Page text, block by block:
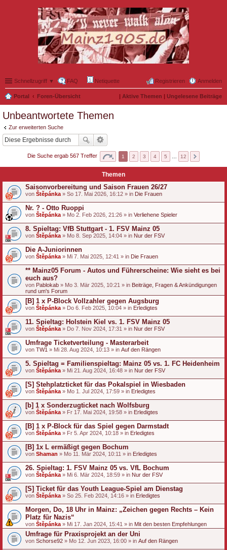
Schnellzugriff ▼ FAQ Netiquette Anmelden
Registrieren
Portal Foren-Übersicht | Aktive Themen | Ungelesene Beiträge
Unbeantwortete Themen
Zur erweiterten Suche
Die Suche ergab 567 Treffer 1 2 3 4 5 12
Themen
Saisonvorbereitung und Saison Frauen 26/27
von Štěpánka » So 17. Mai 2026, 16:12 » in Die Frauen
Nr. ? - Otto Ruoppi
von Štěpánka » Mo 2. Feb 2026, 21:26 » in Verliehene Spieler
8. Spieltag: VfB Stuttgart - 1. FSV Mainz 05
von Štěpánka » Mo 8. Sep 2025, 14:04 » in Nur der FSV
Die A-Juniorinnen
von Štěpánka » Mi 7. Mai 2025, 12:41 » in Die Frauen
** Mainz05 Forum - Autos und Führerscheine: Wie sieht es bei
euch aus?
von Pablokab » Mo 3. Mär 2025, 10:21 » in Beiträge, Fragen & Ankündigungen
rund um's Forum
[B] 1 x P-Block Vollzahler gegen Augsburg
von Štěpánka » Do 6. Feb 2025, 10:04 » in Erledigtes
11. Spieltag: Holstein Kiel vs. 1. FSV Mainz 05
von Štěpánka » Do 7. Nov 2024, 17:31 » in Nur der FSV
Umfrage Ticketverteilung - Masterarbeit
von TW1 » Mi 28. Aug 2024, 10:13 » in Auf den Rängen
5. Spieltag = Familienspieltag: Mainz 05 vs. 1. FC Heidenheim
von Štěpánka » Mi 21. Aug 2024, 16:48 » in Nur der FSV
[S] Stehplatzticket für das Pokalspiel in Wiesbaden
von Štěpánka » Mo 1. Jul 2024, 17:59 » in Erledigtes
[b] 1 x Sonderzugticket nach Wolfsburg
von Štěpánka » Fr 17. Mai 2024, 19:58 » in Erledigtes
[B] 1 x P-Block für das Spiel gegen Darmstadt
von Štěpánka » Fr 5. Apr 2024, 10:18 » in Erledigtes
[B] 1x L ermäßigt gegen Bochum
von Shaman » Mo 11. Mär 2024, 10:11 » in Erledigtes
26. Spieltag: 1. FSV Mainz 05 vs. VfL Bochum
von Štěpánka » Mi 6. Mär 2024, 18:59 » in Nur der FSV
[S] Ticket für das Youth League-Spiel am Dienstag
von Štěpánka » So 25. Feb 2024, 14:16 » in Erledigtes
Morgen, Do, 18 Uhr in Mainz: „Zeichen gegen Rechts – Kein
Platz für Nazis“
von Štěpánka » Mi 17. Jan 2024, 15:41 » in Mit den besten Empfehlungen
Umfrage für Praxisprojekt an der Uni
von Schorse92 » Mo 12. Jun 2023, 16:00 » in Auf den Rängen